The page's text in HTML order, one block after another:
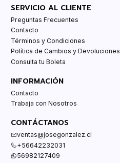
SERVICIO AL CLIENTE
Preguntas Frecuentes
Contacto
Términos y Condiciones
Política de Cambios y Devoluciones
Consulta tu Boleta
INFORMACIÓN
Contacto
Trabaja con Nosotros
CONTÁCTANOS
ventas@josegonzalez.cl
+56642232031
56982127409